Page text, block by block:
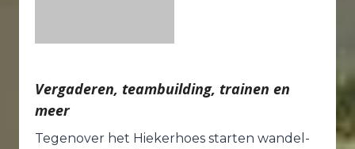
Vergaderen, teambuilding, trainen en
meer
Tegenover het Hiekerhoes starten wandel-